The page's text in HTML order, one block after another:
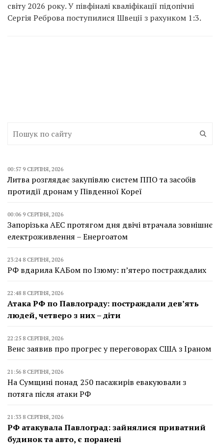
світу 2026 року. У півфіналі кваліфікації підопічні
Сергія Реброва поступилися Швеції з рахунком 1:3.
00:57 9 СЕРПНЯ, 2026
Литва розглядає закупівлю систем ППО та засобів
протидії дронам у Південної Кореї
00:06 9 СЕРПНЯ, 2026
Запорізька АЕС протягом дня двічі втрачала зовнішнє
електроживлення – Енергоатом
23:24 8 СЕРПНЯ, 2026
РФ вдарила КАБом по Ізюму: п’ятеро постраждалих
22:48 8 СЕРПНЯ, 2026
Атака РФ по Павлограду: постраждали дев’ять
людей, четверо з них – діти
22:25 8 СЕРПНЯ, 2026
Венс заявив про прогрес у переговорах США з Іраном
21:56 8 СЕРПНЯ, 2026
На Сумщині понад 250 пасажирів евакуювали з
потяга після атаки РФ
21:33 8 СЕРПНЯ, 2026
РФ атакувала Павлоград: зайнялися приватний
будинок та авто, є поранені